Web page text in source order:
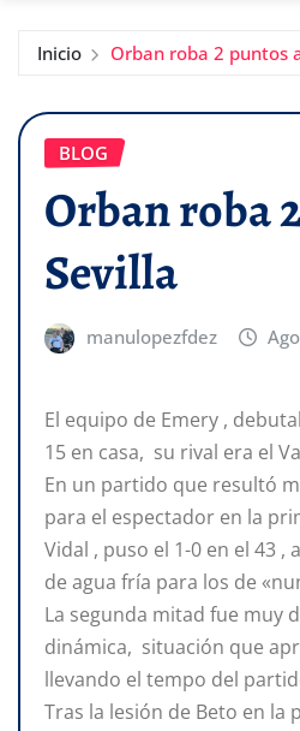
Inicio Orban roba 2 puntos
BLOG
Orban roba
Sevilla
manulopezfdez
El equipo de Emery ,
15 en casa, su rival era el
En un partido que resultó
para el espectador en la
Vidal , puso el 1-0 en el 43 ,
de agua fría para los de
La segunda mitad fue muy
dinámica, situación que
llevando el tempo del
Tras la lesión de Beto en la